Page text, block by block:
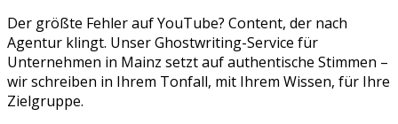
Der größte Fehler aufYouTube? Content, der nach
Agentur klingt. Unser Ghostwriting-Service für
Unternehmen in Mainz setzt auf authentische Stimmen –
wir schreiben in Ihrem Tonfall, mit Ihrem Wissen, für Ihre
Zielgruppe.